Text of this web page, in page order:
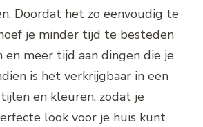
Doordat het zo eenvoudig te
je minder tijd te besteden
en meer tijd aan dingen die je
is het verkrijgbaar in een
en kleuren, zodat je
look voor je huis kunt